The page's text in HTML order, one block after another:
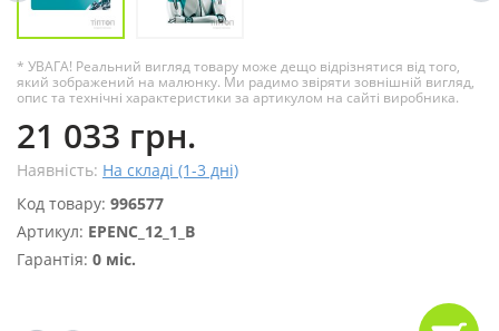
* УВАГА! Реальний вигляд товару може дещо відрізнятися від того,
який зображений на малюнку. Ми радимо звіряти зовнішній вигляд,
опис та технічні характеристики за артикулом на сайті виробника.
21 033 грн.
Наявність: На складі (1-3 дні)
Код товару: 996577
Артикул: EPENC_12_1_B
Гарантія: 0 міс.